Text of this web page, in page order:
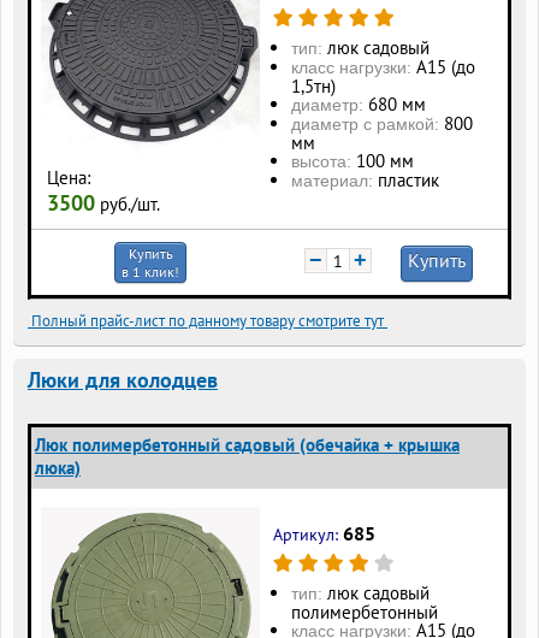
Цена:
3500 руб./шт.
тип: люк садовый
класс нагрузки: А15 (до
1,5тн)
диаметр: 680 мм
диаметр с рамкой: 800
мм
высота: 100 мм
материал: пластик
Купить
в 1 клик!
− + Купить
Полный прайс-лист по данному товару смотрите тут
Люки для колодцев
Люк полимербетонный садовый (обечайка + крышка
люка)
Артикул: 685
тип: люк садовый
полимербетонный
класс нагрузки: А15 (до